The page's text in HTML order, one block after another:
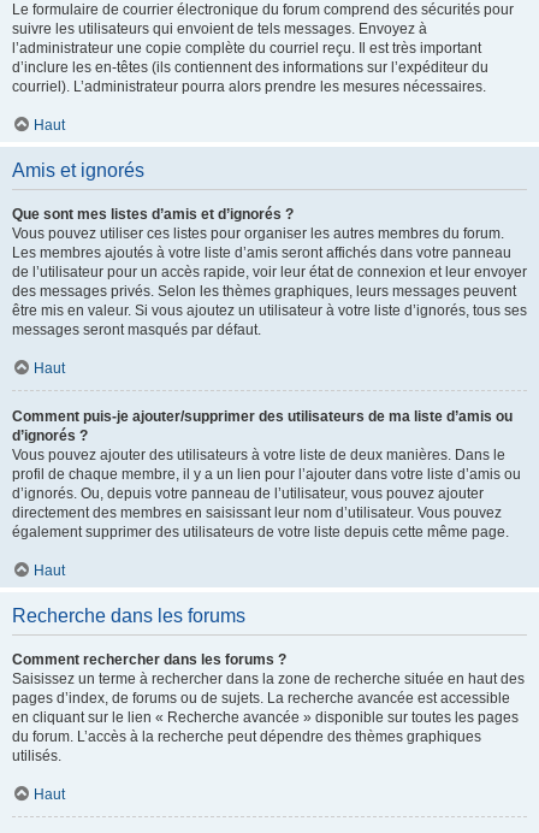
Le formulaire de courrier électronique du forum comprend des sécurités pour
suivre les utilisateurs qui envoient de tels messages. Envoyez à
l’administrateur une copie complète du courriel reçu. Il est très important
d’inclure les en-têtes (ils contiennent des informations sur l’expéditeur du
courriel). L’administrateur pourra alors prendre les mesures nécessaires.
Haut
Amis et ignorés
Que sont mes listes d’amis et d’ignorés ?
Vous pouvez utiliser ces listes pour organiser les autres membres du forum.
Les membres ajoutés à votre liste d’amis seront affichés dans votre panneau
de l’utilisateur pour un accès rapide, voir leur état de connexion et leur envoyer
des messages privés. Selon les thèmes graphiques, leurs messages peuvent
être mis en valeur. Si vous ajoutez un utilisateur à votre liste d’ignorés, tous ses
messages seront masqués par défaut.
Haut
Comment puis-je ajouter/supprimer des utilisateurs de ma liste d’amis ou
d’ignorés ?
Vous pouvez ajouter des utilisateurs à votre liste de deux manières. Dans le
profil de chaque membre, il y a un lien pour l’ajouter dans votre liste d’amis ou
d’ignorés. Ou, depuis votre panneau de l’utilisateur, vous pouvez ajouter
directement des membres en saisissant leur nom d’utilisateur. Vous pouvez
également supprimer des utilisateurs de votre liste depuis cette même page.
Haut
Recherche dans les forums
Comment rechercher dans les forums ?
Saisissez un terme à rechercher dans la zone de recherche située en haut des
pages d’index, de forums ou de sujets. La recherche avancée est accessible
en cliquant sur le lien « Recherche avancée » disponible sur toutes les pages
du forum. L’accès à la recherche peut dépendre des thèmes graphiques
utilisés.
Haut